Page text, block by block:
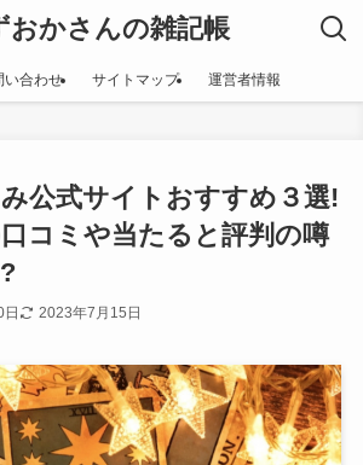
おかさんの雑記帳
い合わせ サイトマップ 運営者情報
公式サイトおすすめ３選!
コミや当たると評判の噂
2023年7月15日